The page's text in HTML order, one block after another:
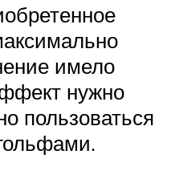
имело
нужно
пользоваться